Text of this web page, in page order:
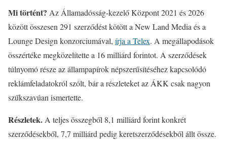
Mi történt? Az Államadósság-kezelő Központ 2021 és 2026
között összesen 291 szerződést kötött a New Land Media és a
Lounge Design konzorciumával, írja a Telex. A megállapodások
összértéke megközelítette a 16 milliárd forintot. A szerződések
túlnyomó része az állampapírok népszerűsítéséhez kapcsolódó
reklámfeladatokról szólt, bár a részleteket az ÁKK csak nagyon
szűkszavúan ismertette.
Részletek. A teljes összegből 8,1 milliárd forint konkrét
szerződésekből, 7,7 milliárd pedig keretszerződésekből állt össze.